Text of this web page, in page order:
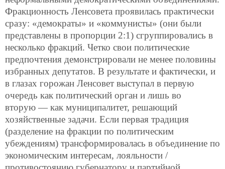
Фракционность Ленсовета проявилась практически
сразу: «демократы» и «коммунисты» (они были
представлены в пропорции 2:1) сгруппировались в
несколько фракций. Четко свои политические
предпочтения демонстрировали не менее половины
избранных депутатов. В результате и фактически, и
в глазах горожан Ленсовет выступал в первую
очередь как политический орган и лишь во
вторую — как муниципалитет, решающий
хозяйственные задачи. Если первая традиция
(разделение на фракции по политическим
убеждениям) трансформировалась в объединение по
экономическим интересам, лояльности /